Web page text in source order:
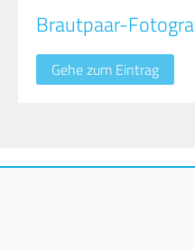
Brautpaar-
Gehe zum Eintrag